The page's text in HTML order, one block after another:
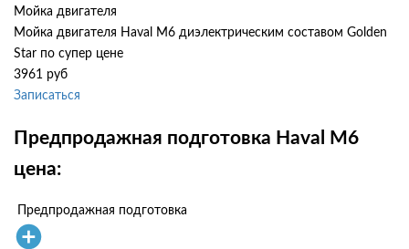
Мойка двигателя
Мойка двигателя Haval M6 диэлектрическим составом Golden
Star по супер цене
3961 руб
Записаться
Предпродажная подготовка Haval M6
цена:
Предпродажная подготовка